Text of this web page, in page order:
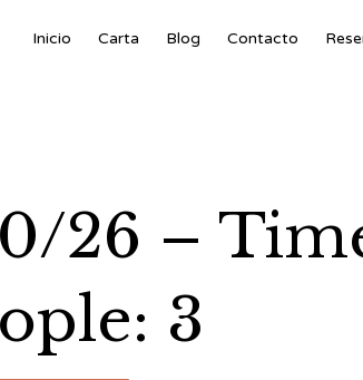
Inicio Carta Blog Contacto
26 –
3